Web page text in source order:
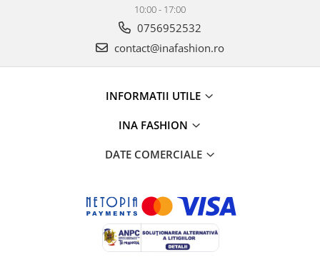
10:00 - 17:00
0756952532
contact@inafashion.ro
INFORMATII UTILE
INA FASHION
DATE COMERCIALE